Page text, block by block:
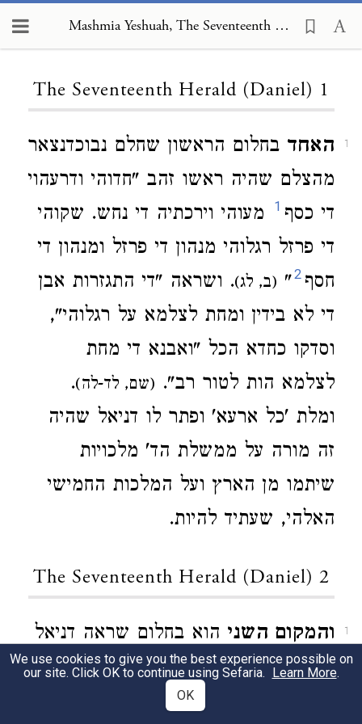
Mashmia Yeshuah, The Seventeenth Herald (Daniel) 1
The Seventeenth Herald (Daniel) 1
1 האחד בחלום הראשון שחלם נבוכדנצאר
מהצלם שהיה ראשו זהב "חדוהי ודרעהוי
די כסף 1 מעוהי וירכתיה די נחש. שקוהי
די פרזל רגלוהי מנהון די פרזל ומנהון די
חסף2
" (ב, לג). ושראה "די התגזרות אבן
די לא בידין ומחת לצלמא על רגלוהי",
וסדקו כחדא הכל "ואבנא די מחת
לצלמא הות לטור רב". (שם, לד-לה).
ומלת 'כל ארעא' ופתר לו דניאל שהיה
זה מורה על ממשלת הד' מלכויות
שיתמו מן הארץ ועל המלכות החמישי
האלהי, שעתיד להיות.
The Seventeenth Herald (Daniel) 2
1 והמקום השני הוא בחלום שראה דניאל
"בשנת חדה לבלאשצר3
"(ז, א)מארבעת
החיות ומהדין הנעשה עליהם ומה"בר
We use cookies to give you the best experience possible on
our site. Click OK to continue using Sefaria. Learn More.
OK